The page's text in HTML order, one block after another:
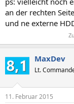
an der rechten
und ne externe
MaxDev
Lt.
11. Februar 2015